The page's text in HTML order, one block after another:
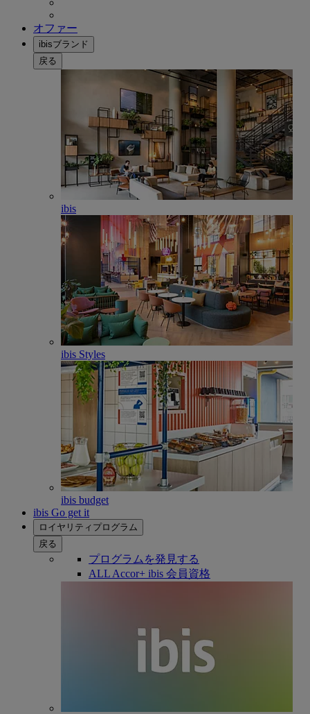
オファー
ibisブランド
戻る
ibis
ibis Styles
ibis budget
ibis Go get it
ロイヤリティプログラム
戻る
プログラムを発見する
ALL Accor+ ibis 会員資格